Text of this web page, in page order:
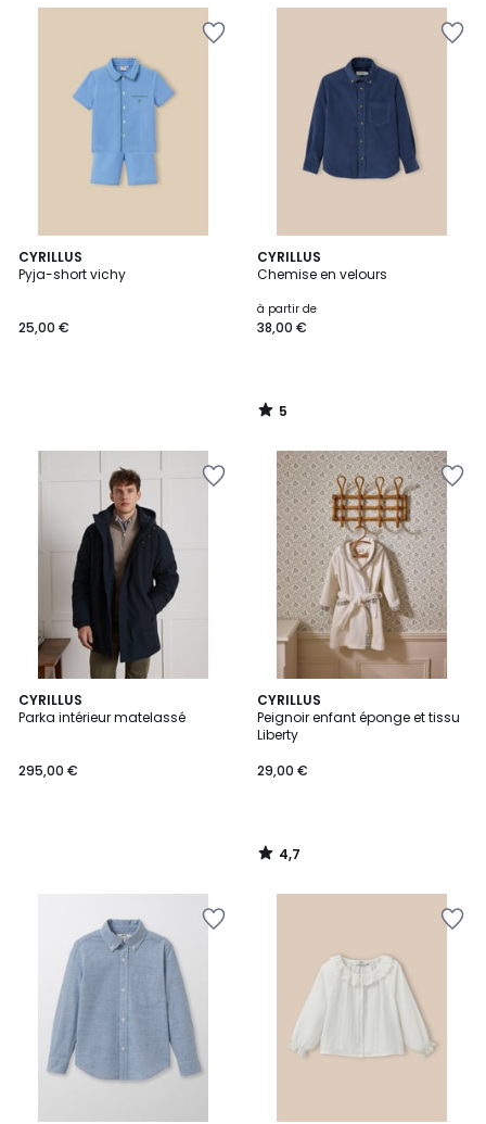
CYRILLUS
Pyja-short vichy
25,00 €
CYRILLUS
Chemise en velours
à partir de
38,00 €
5
/
5
/
CYRILLUS
Parka intérieur matelassé
295,00 €
CYRILLUS
Peignoir enfant éponge et tissu
Liberty
29,00 €
4,7
/ 5
4,7
/